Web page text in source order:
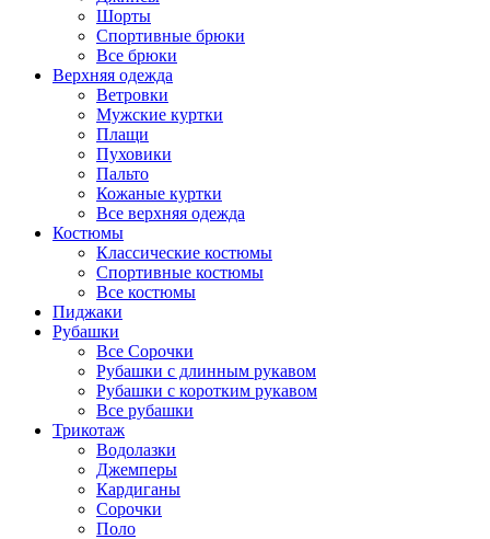
Шорты
Спортивные брюки
Все брюки
Верхняя одежда
Ветровки
Мужские куртки
Плащи
Пуховики
Пальто
Кожаные куртки
Все верхняя одежда
Костюмы
Классические костюмы
Спортивные костюмы
Все костюмы
Пиджаки
Рубашки
Все Сорочки
Рубашки с длинным рукавом
Рубашки с коротким рукавом
Все рубашки
Трикотаж
Водолазки
Джемперы
Кардиганы
Сорочки
Поло